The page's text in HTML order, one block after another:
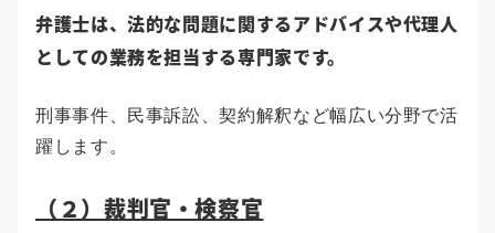
弁護士は、法的な問題に関するアドバイスや代理人
としての業務を担当する専門家です。
刑事事件、民事訴訟、契約解釈など幅広い分野で活
躍します。
（２）裁判官・検察官